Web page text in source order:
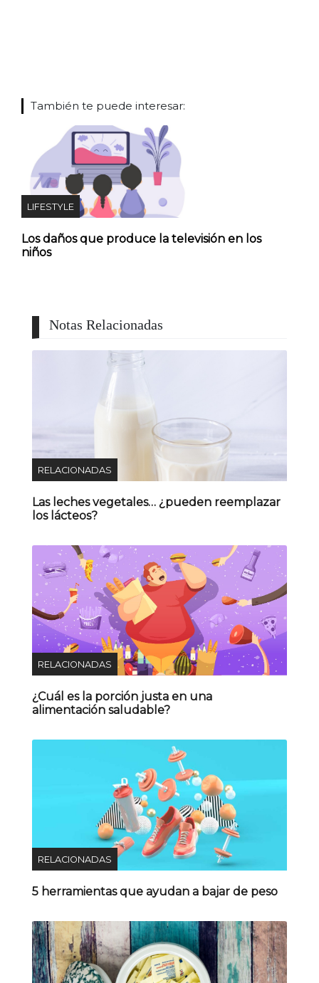
También te puede interesar:
LIFESTYLE
Los daños que produce la televisión en los
niños
Notas Relacionadas
RELACIONADAS
Las leches vegetales… ¿pueden reemplazar
los lácteos?
RELACIONADAS
¿Cuál es la porción justa en una
alimentación saludable?
RELACIONADAS
5 herramientas que ayudan a bajar de peso